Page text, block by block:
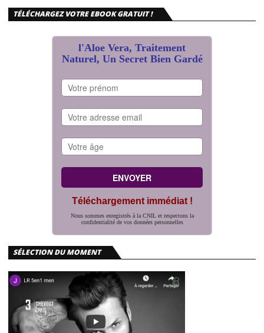
TÉLÉCHARGEZ VOTRE EBOOK GRATUIT !
l'Aloe Vera, Traitement
Naturel, Un Secret Bien Gardé
Téléchargement immédiat !
Nous sommes enregistrés à la CNIL et respectons la
confidentialité de vos données personnelles
SÉLECTION DU MOMENT